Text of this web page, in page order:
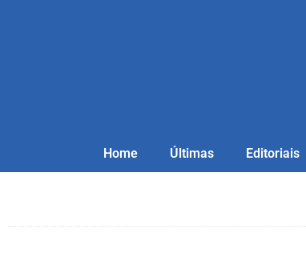
Home Últimas Editoriais